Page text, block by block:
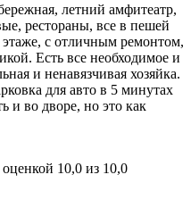
летний амфитеатр,
рестораны, все в пешей
с отличным ремонтом,
Есть все необходимое и
и ненавязчивая хозяйка.
для авто в 5 минутах
и во дворе, но это как
10,0 из 10,0